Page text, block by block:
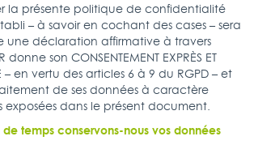
la présente politique de confidentialité
– à savoir en cochant des cases – sera
une déclaration affirmative à travers
donne son CONSENTEMENT EXPRÈS ET
– en vertu des articles 6 à 9 du RGPD – et
de ses données à caractère
exposées dans le présent document.
temps conservons-nous vos données